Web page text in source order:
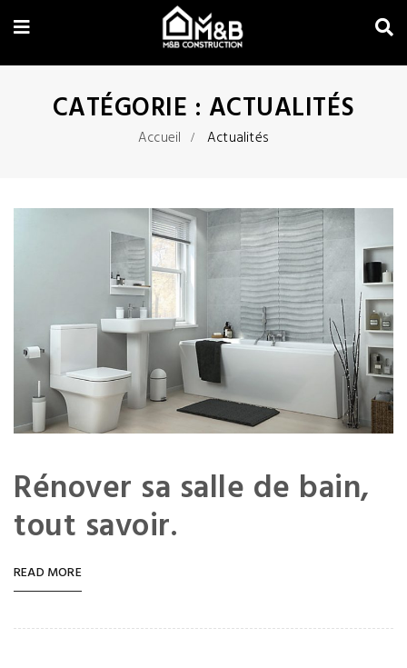
CATÉGORIE : ACTUALITÉS
Accueil Actualités
Rénover sa salle de bain,
tout savoir.
READ MORE